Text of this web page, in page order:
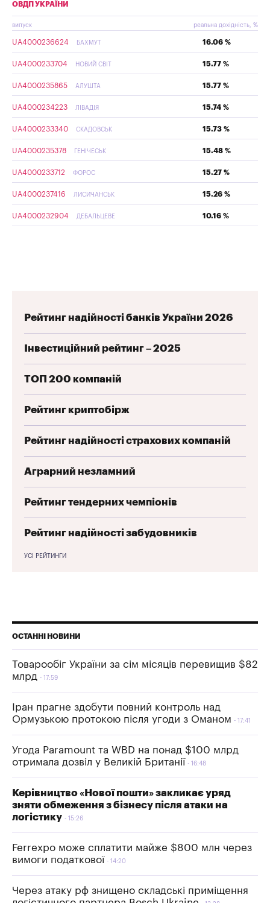
ОВДП УКРАЇНИ
випуск реальна дохідність, %
UA4000236624 БАХМУТ 16.06 %
UA4000233704 НОВИЙ СВІТ 15.77 %
UA4000235865 АЛУШТА 15.77 %
UA4000234223 ЛІВАДІЯ 15.74 %
UA4000233340 СКАДОВСЬК 15.73 %
UA4000235378 ГЕНІЧЕСЬК 15.48 %
UA4000233712 ФОРОС 15.27 %
UA4000237416 ЛИСИЧАНСЬК 15.26 %
UA4000232904 ДЕБАЛЬЦЕВЕ 10.16 %
Рейтинг надійності банків України 2026
Інвестиційний рейтинг – 2025
ТОП 200 компаній
Рейтинг криптобірж
Рейтинг надійності страхових компаній
Аграрний незламний
Рейтинг тендерних чемпіонів
Рейтинг надійності забудовників
УСІ РЕЙТИНГИ
ОСТАННІ НОВИНИ
Товарообіг України за сім місяців перевищив $82
млрд
17:59
Іран прагне здобути повний контроль над
Ормузькою протокою після угоди з Оманом
17:41
Угода Paramount та WBD на понад $100 млрд
отримала дозвіл у Великій Британії
16:48
Керівництво «Нової пошти» закликає уряд
зняти обмеження з бізнесу після атаки на
логістику
15:26
Ferrexpo може сплатити майже $800 млн через
вимоги податкової
14:20
Через атаку рф знищено складські приміщення